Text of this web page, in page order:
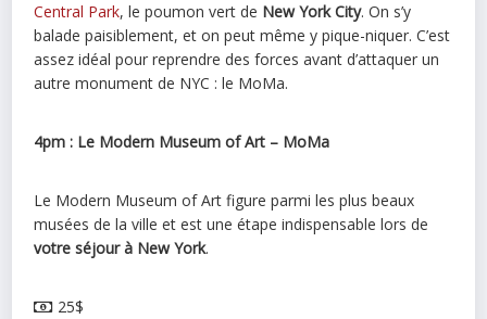
Central Park, le poumon vert de New York City. On s’y
balade paisiblement, et on peut même y pique-niquer. C’est
assez idéal pour reprendre des forces avant d’attaquer un
autre monument de NYC : le MoMa.
4pm : Le Modern Museum of Art – MoMa
Le Modern Museum of Art figure parmi les plus beaux
musées de la ville et est une étape indispensable lors de
votre séjour à New York.
25$